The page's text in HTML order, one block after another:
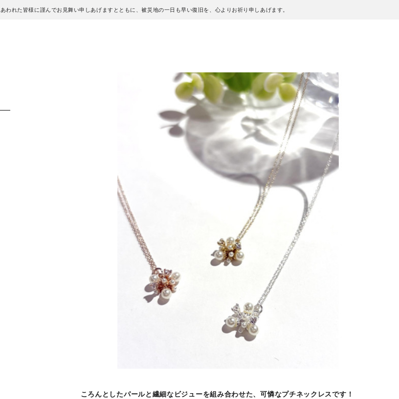
われた皆様に謹んでお見舞い申しあげますとともに、被災地の一日も早い復旧を、心よりお祈り申しあげます。
ころんとしたパールと繊細なビジューを組み合わせた、可憐なプチネックレスです！